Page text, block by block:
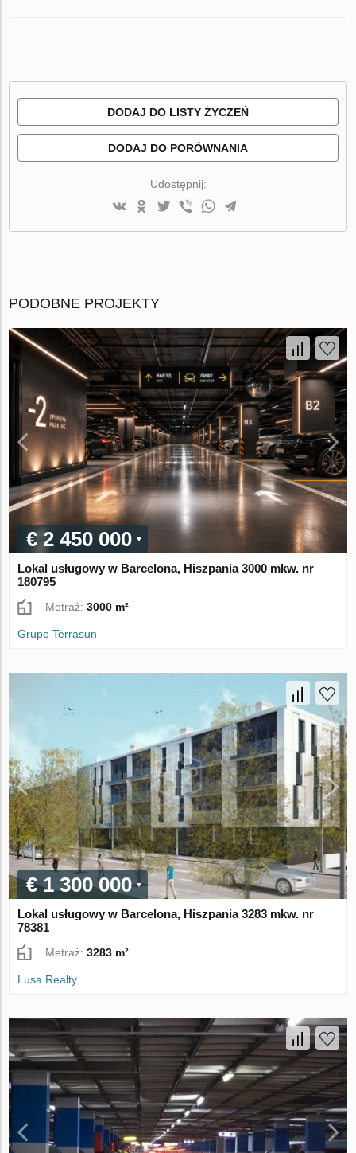
DODAJ DO LISTY ŻYCZEŃ
DODAJ DO PORÓWNANIA
Udostępnij:
PODOBNE PROJEKTY
€ 2 450 000
Lokal usługowy w Barcelona, Hiszpania 3000 mkw. nr
180795
Metraż:3000 m²
Grupo Terrasun
€ 1 300 000
Lokal usługowy w Barcelona, Hiszpania 3283 mkw. nr
78381
Metraż:3283 m²
Lusa Realty